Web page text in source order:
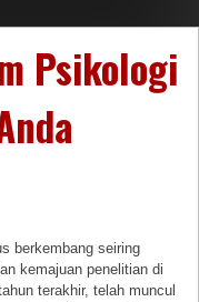
Psikologi
berkembang seiring
kemajuan penelitian di
terakhir, telah muncul